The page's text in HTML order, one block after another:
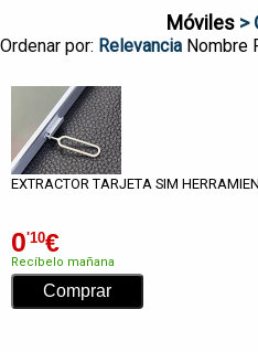
Móviles >
Ordenar por: Relevancia Nombre
EXTRACTOR TARJETA SIM
0'10€
Recíbelo mañana